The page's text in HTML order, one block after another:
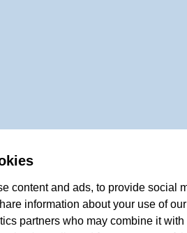
content and ads, to provide social
information about your use of
partners who may combine it